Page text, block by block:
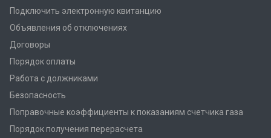
Подключить электронную квитанцию
Объявления об отключениях
Договоры
Порядок оплаты
Работа с должниками
Безопасность
Поправочные коэффициенты к показаниям счетчика газа
Порядок получения перерасчета